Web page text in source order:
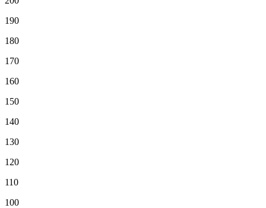
190
180
170
160
150
140
130
120
110
100